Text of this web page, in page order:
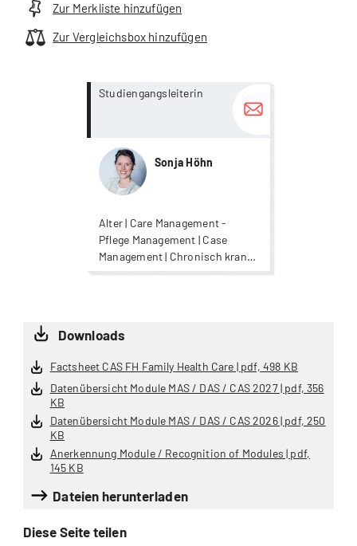
Zur Merkliste hinzufügen
Zur Vergleichsbox hinzufügen
Studiengangsleiterin
Sonja Höhn
Alter | Care Management -
Pflege Management | Case
Management | Chronisch krank |
Gesundheit | Nursing |
more...
more...
Downloads
Factsheet CAS FH Family Health Care | pdf, 498 KB
Datenübersicht Module MAS / DAS / CAS 2027 | pdf, 356
KB
Datenübersicht Module MAS / DAS / CAS 2026 | pdf, 250
KB
Anerkennung Module / Recognition of Modules | pdf,
145 KB
Dateien herunterladen
Diese Seite teilen